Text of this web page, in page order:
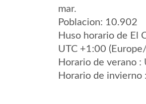
mar.
Poblacion: 10.902
Huso horario de El
UTC +1:00
Horario de verano :
Horario de invierno